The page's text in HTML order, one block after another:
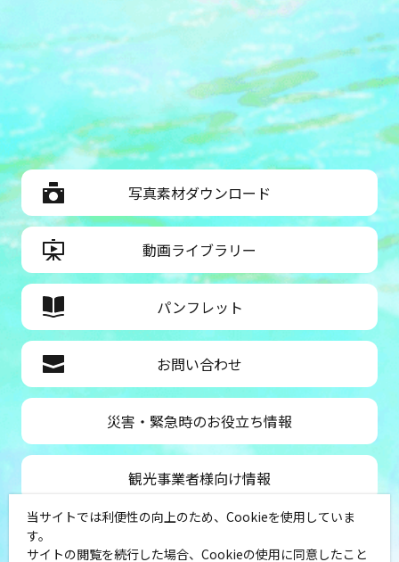
写真素材ダウンロード
動画ライブラリー
パンフレット
お問い合わせ
災害・緊急時のお役立ち情報
観光事業者様向け情報
公益社団法人神奈川県観光協会
〒231-8521
当サイトでは利便性の向上のため、Cookieを使用していま
す。
サイトの閲覧を続行した場合、Cookieの使用に同意したこと